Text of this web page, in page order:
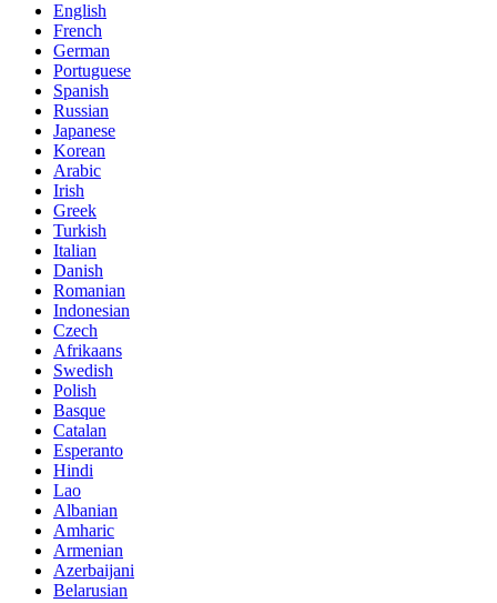
English
French
German
Portuguese
Spanish
Russian
Japanese
Korean
Arabic
Irish
Greek
Turkish
Italian
Danish
Romanian
Indonesian
Czech
Afrikaans
Swedish
Polish
Basque
Catalan
Esperanto
Hindi
Lao
Albanian
Amharic
Armenian
Azerbaijani
Belarusian